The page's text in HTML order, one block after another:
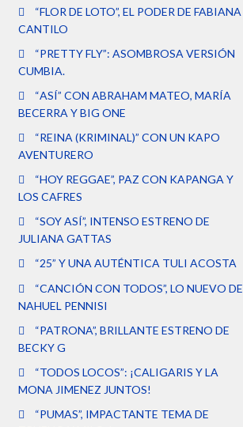
“FLOR DE LOTO”, EL PODER DE FABIANA
CANTILO
“PRETTY FLY”: ASOMBROSA VERSIÓN
CUMBIA.
“ASÍ” CON ABRAHAM MATEO, MARÍA
BECERRA Y BIG ONE
“REINA (KRIMINAL)” CON UN KAPO
AVENTURERO
“HOY REGGAE”, PAZ CON KAPANGA Y
LOS CAFRES
“SOY ASÍ”, INTENSO ESTRENO DE
JULIANA GATTAS
“25” Y UNA AUTÉNTICA TULI ACOSTA
“CANCIÓN CON TODOS”, LO NUEVO DE
NAHUEL PENNISI
“PATRONA”, BRILLANTE ESTRENO DE
BECKY G
“TODOS LOCOS”: ¡CALIGARIS Y LA
MONA JIMENEZ JUNTOS!
“PUMAS”, IMPACTANTE TEMA DE